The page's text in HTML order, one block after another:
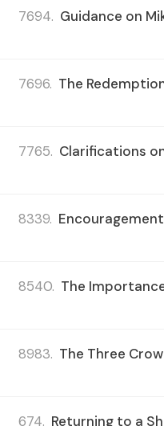
7694. Guidance on
7696. The
7765. Clarifications
8339.
8540. The
8983. The Three
674. Returning to a